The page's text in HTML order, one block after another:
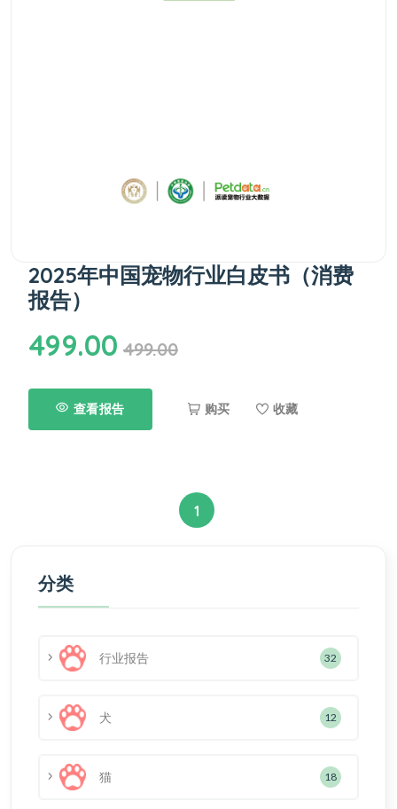
2025年中国宠物行业白皮书（消费
报告）
499.00 499.00
查看报告 购买 收藏
1
分类
行业报告 32
犬 12
猫 18